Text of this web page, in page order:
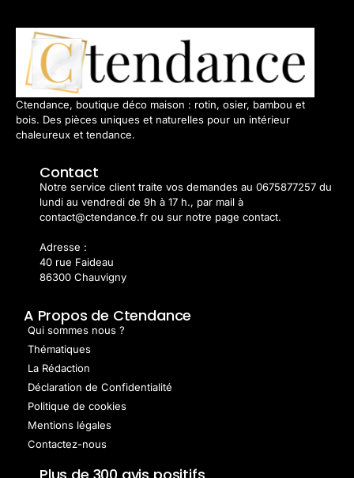
Ctendance, boutique déco maison : rotin, osier, bambou et
bois. Des pièces uniques et naturelles pour un intérieur
chaleureux et tendance.
Contact
Notre service client traite vos demandes au 0675877257 du
lundi au vendredi de 9h à 17 h., par mail à
contact@ctendance.fr ou sur notre page contact.
Adresse :
40 rue Faideau
86300 Chauvigny
A Propos de Ctendance
Qui sommes nous ?
Thématiques
La Rédaction
Déclaration de Confidentialité
Politique de cookies
Mentions légales
Contactez-nous